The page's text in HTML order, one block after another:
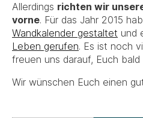
Allerdings richten wir
vorne. Für das Jahr 2015
Wandkalender gestaltet und
Leben gerufen. Es ist noch
freuen uns darauf, Euch
Wir wünschen Euch einen